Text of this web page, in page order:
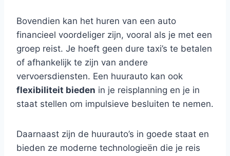
Bovendien kan het huren van een auto
financieel voordeliger zijn, vooral als je met een
groep reist. Je hoeft geen dure taxi’s te betalen
of afhankelijk te zijn van andere
vervoersdiensten. Een huurauto kan ook
flexibiliteit bieden in je reisplanning en je in
staat stellen om impulsieve besluiten te nemen.
Daarnaast zijn de huurauto’s in goede staat en
bieden ze moderne technologieën die je reis